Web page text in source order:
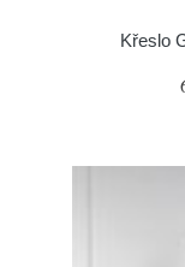
Křeslo